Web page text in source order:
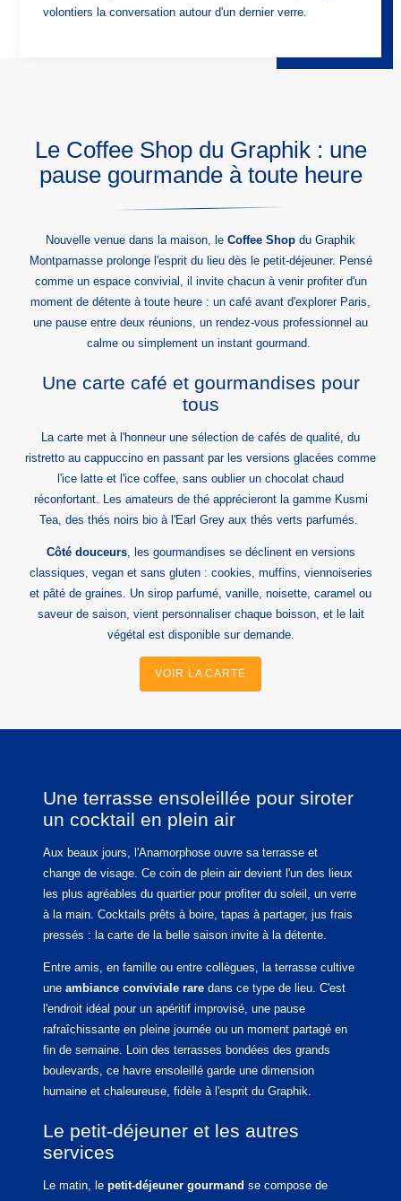
volontiers la conversation autour d'un dernier verre.
Le Coffee Shop du Graphik : une
pause gourmande à toute heure
Nouvelle venue dans la maison, le Coffee Shop du Graphik
Montparnasse prolonge l'esprit du lieu dès le petit-déjeuner. Pensé
comme un espace convivial, il invite chacun à venir profiter d'un
moment de détente à toute heure : un café avant d'explorer Paris,
une pause entre deux réunions, un rendez-vous professionnel au
calme ou simplement un instant gourmand.
Une carte café et gourmandises pour
tous
La carte met à l'honneur une sélection de cafés de qualité, du
ristretto au cappuccino en passant par les versions glacées comme
l'ice latte et l'ice coffee, sans oublier un chocolat chaud
réconfortant. Les amateurs de thé apprécieront la gamme Kusmi
Tea, des thés noirs bio à l'Earl Grey aux thés verts parfumés.
Côté douceurs, les gourmandises se déclinent en versions
classiques, vegan et sans gluten : cookies, muffins, viennoiseries
et pâté de graines. Un sirop parfumé, vanille, noisette, caramel ou
saveur de saison, vient personnaliser chaque boisson, et le lait
végétal est disponible sur demande.
VOIR LA CARTE
Une terrasse ensoleillée pour siroter
un cocktail en plein air
Aux beaux jours, l'Anamorphose ouvre sa terrasse et
change de visage. Ce coin de plein air devient l'un des lieux
les plus agréables du quartier pour profiter du soleil, un verre
à la main. Cocktails prêts à boire, tapas à partager, jus frais
pressés : la carte de la belle saison invite à la détente.
Entre amis, en famille ou entre collègues, la terrasse cultive
uneambiance conviviale rare dans ce type de lieu. C'est
l'endroit idéal pour un apéritif improvisé, une pause
rafraîchissante en pleine journée ou un moment partagé en
fin de semaine. Loin des terrasses bondées des grands
boulevards, ce havre ensoleillé garde une dimension
humaine et chaleureuse, fidèle à l'esprit du Graphik.
Le petit-déjeuner et les autres
services
Le matin, lepetit-déjeuner gourmand se compose de